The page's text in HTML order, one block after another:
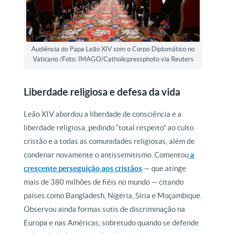
Audiência do Papa Leão XIV com o Corpo Diplomático no
Vaticano /Foto: IMAGO/Catholicpressphoto via Reuters
Liberdade religiosa e defesa da vida
Leão XIV abordou a liberdade de consciência e a
liberdade religiosa, pedindo “total respeito” ao culto
cristão e a todas as comunidades religiosas, além de
condenar novamente o antissemitismo. Comentoua
crescente perseguição aos cristãos — que atinge
mais de 380 milhões de fiéis no mundo — citando
países como Bangladesh, Nigéria, Síria e Moçambique.
Observou ainda formas sutis de discriminação na
Europa e nas Américas, sobretudo quando se defende